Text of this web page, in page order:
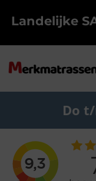
Landelijke
Do t/